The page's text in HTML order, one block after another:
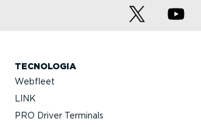
TECNOLOGIA
Webfleet
LINK
PRO Driver Terminals